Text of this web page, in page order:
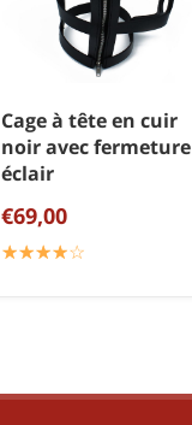
Cage à tête en cuir
noir avec fermeture
éclair
€69,00
☆☆☆☆☆
★★★★★